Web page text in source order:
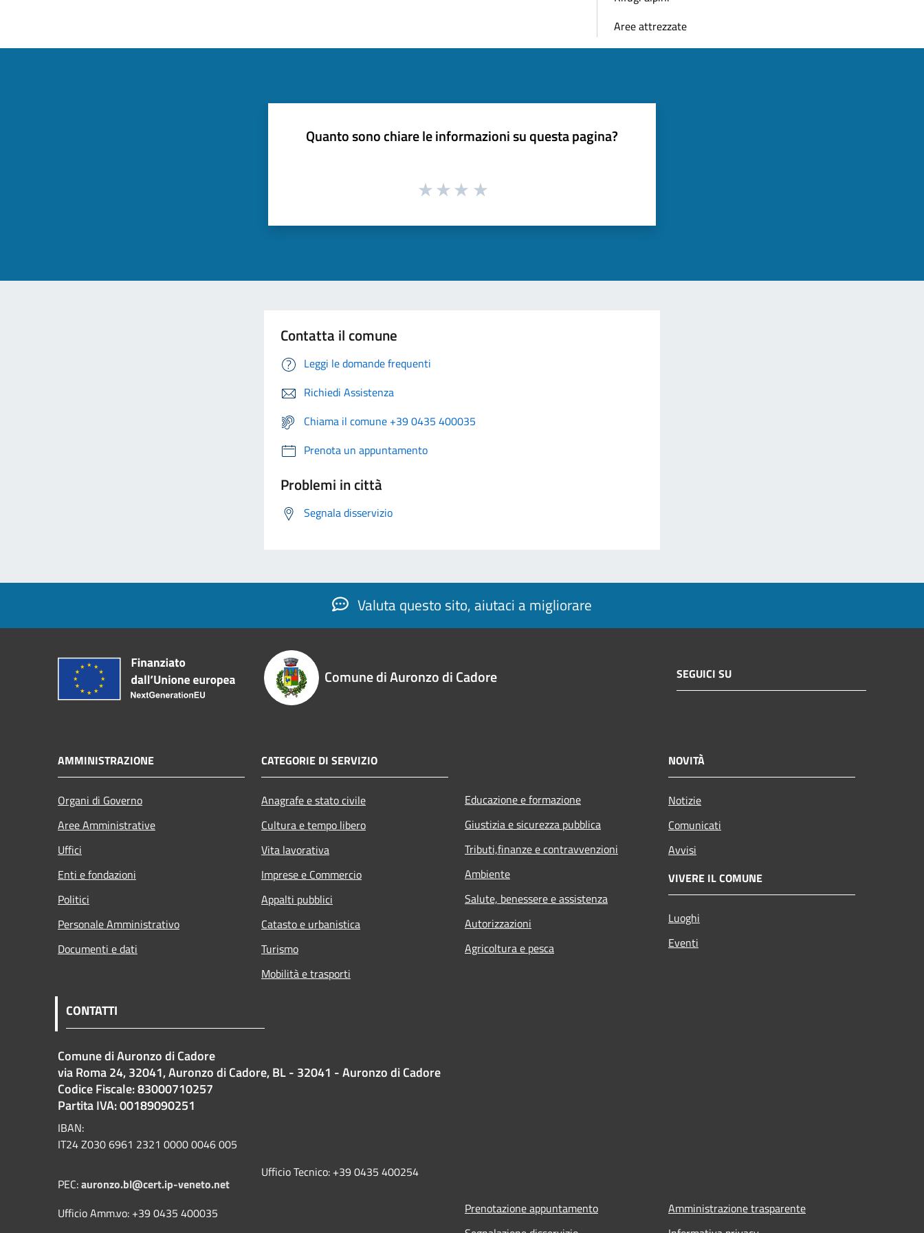
Aree attrezzate
Quanto sono chiare le informazioni su questa pagina?
Contatta il comune
Leggi le domande frequenti
Richiedi Assistenza
Chiama il comune +39 0435 400035
Prenota un appuntamento
Problemi in città
Segnala disservizio
Valuta questo sito, aiutaci a migliorare
Comune di Auronzo di Cadore SEGUICI SU
AMMINISTRAZIONE
Organi di Governo
Aree Amministrative
Uffici
Enti e fondazioni
Politici
Personale Amministrativo
Documenti e dati
CATEGORIE DI SERVIZIO
Anagrafe e stato civile
Cultura e tempo libero
Vita lavorativa
Imprese e Commercio
Appalti pubblici
Catasto e urbanistica
Turismo
Mobilità e trasporti
Educazione e formazione
Giustizia e sicurezza pubblica
Tributi,finanze e contravvenzioni
Ambiente
Salute, benessere e assistenza
Autorizzazioni
Agricoltura e pesca
NOVITÀ
Notizie
Comunicati
Avvisi
VIVERE IL COMUNE
Luoghi
Eventi
CONTATTI
Comune di Auronzo di Cadore
via Roma 24, 32041, Auronzo di Cadore, BL - 32041 - Auronzo di Cadore
Codice Fiscale: 83000710257
Partita IVA: 00189090251
IBAN:
IT24 Z030 6961 2321 0000 0046 005
PEC:auronzo.bl@cert.ip-veneto.net
Ufficio Amm.vo: +39 0435 400035
Ufficio Tecnico: +39 0435 400254
Prenotazione appuntamento
Amministrazione trasparente